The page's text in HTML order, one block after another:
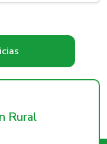
Rural